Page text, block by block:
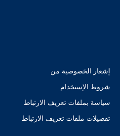
إشعار الخصوصية من
شروط الإستخدام
سياسة بملفات تعريف الارتباط
تفضيلات ملفات تعريف الارتباط